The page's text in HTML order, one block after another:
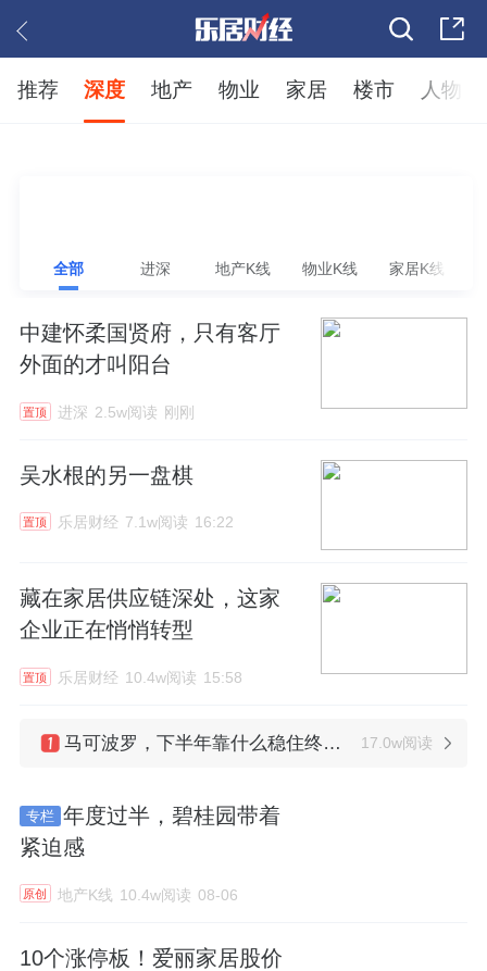
推荐 深度 地产 物业 家居 楼市 人物
全部 进深 地产K线 物业K线 家居K线
中建怀柔国贤府，只有客厅
外面的才叫阳台
置顶 进深 2.5w阅读 刚刚
吴水根的另一盘棋
置顶 乐居财经 7.1w阅读 16:22
藏在家居供应链深处，这家
企业正在悄悄转型
置顶 乐居财经 10.4w阅读 15:58
马可波罗，下半年靠什么稳住终端？ 17.0w阅读
两份担保，藏着慕思的砝码
专栏 年度过半，碧桂园带着
紧迫感
原创 地产K线 10.4w阅读 08-06
10个涨停板！爱丽家居股价